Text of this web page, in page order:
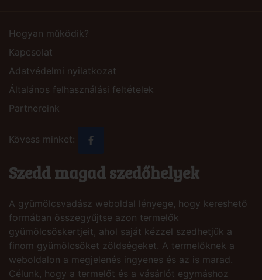
Hogyan működik?
Kapcsolat
Adatvédelmi nyilatkozat
Általános felhasználási feltételek
Partnereink
Kövess minket:
Szedd magad szedőhelyek
A gyümölcsvadász weboldal lényege, hogy kereshető
formában összegyűjtse azon termelők
gyümölcsöskertjeit, ahol saját kézzel szedhetjük a
finom gyümölcsöket zöldségeket. A termelőknek a
weboldalon a megjelenés ingyenes és az is marad.
Célunk, hogy a termelőt és a vásárlót egymáshoz